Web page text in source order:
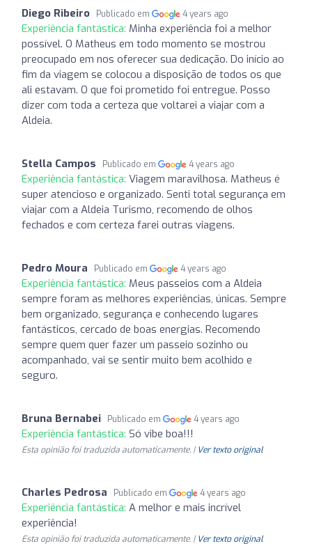
Diego Ribeiro Publicado em 4 years ago
Experiência fantástica: Minha experiência foi a melhor
possível. O Matheus em todo momento se mostrou
preocupado em nos oferecer sua dedicação. Do início ao
fim da viagem se colocou a disposição de todos os que
ali estavam. O que foi prometido foi entregue. Posso
dizer com toda a certeza que voltarei a viajar com a
Aldeia.
Stella Campos Publicado em 4 years ago
Experiência fantástica: Viagem maravilhosa. Matheus é
super atencioso e organizado. Senti total segurança em
viajar com a Aldeia Turismo, recomendo de olhos
fechados e com certeza farei outras viagens.
Pedro Moura Publicado em 4 years ago
Experiência fantástica: Meus passeios com a Aldeia
sempre foram as melhores experiências, únicas. Sempre
bem organizado, segurança e conhecendo lugares
fantásticos, cercado de boas energias. Recomendo
sempre quem quer fazer um passeio sozinho ou
acompanhado, vai se sentir muito bem acolhido e
seguro.
Bruna Bernabei Publicado em 4 years ago
Experiência fantástica: Só vibe boa!!!
Esta opinião foi traduzida automaticamente. | Ver texto original
Charles Pedrosa Publicado em 4 years ago
Experiência fantástica: A melhor e mais incrível
experiência!
Esta opinião foi traduzida automaticamente. | Ver texto original